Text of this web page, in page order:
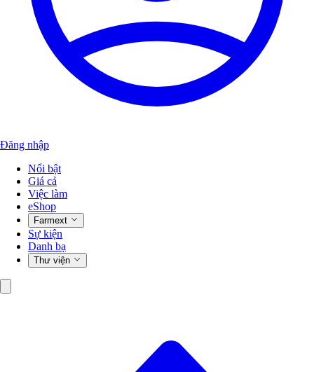
Đăng nhập
Nổi bật
Giá cả
Việc làm
eShop
Farmext
Sự kiện
Danh bạ
Thư viện